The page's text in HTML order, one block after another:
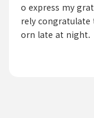
o express my
rely
orn late at night.